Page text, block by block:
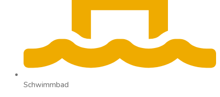
Schwimmbad